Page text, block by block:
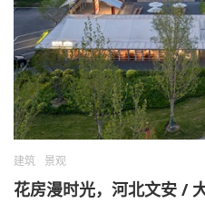
建筑 景观
花房漫时光，河北文安 /